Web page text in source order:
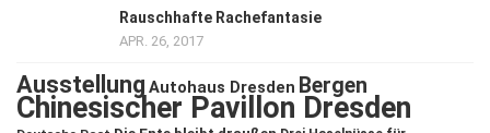
Rauschhafte Rachefantasie
APR. 26, 2017
Ausstellung Autohaus Dresden Bergen
Chinesischer Pavillon Dresden